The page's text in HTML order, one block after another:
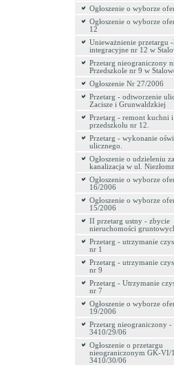
Ogłoszenie o wyborze
Ogłoszenie o wyborze
12
Unieważnienie przetargu
integracyjne nr 12 w
Przetarg nieograniczony
Przedszkole nr 9 w
Ogłoszenie Nr 27/2006
Przetarg - odtworzenie
Zacisze i Grunwaldzkiej
Przetarg - remont kuchni i
przedszkolu nr 12.
Przetarg - wykonanie
ulicznego.
Ogłoszenie o udzieleniu
kanalizacja w ul.
Ogłoszenie o wyborze
16/2006
Ogłoszenie o wyborze
15/2006
II przetarg ustny - zbycie
nieruchomości
Przetarg - utrzymanie
nr 1
Przetarg - utrzymanie
nr 9
Przetarg - Utrzymanie
nr 7
Ogłoszenie o wyborze
19/2006
Przetarg nieograniczony
3410/29/06
Ogłoszenie o przetargu
nieograniczonym GK-VI/
3410/30/06